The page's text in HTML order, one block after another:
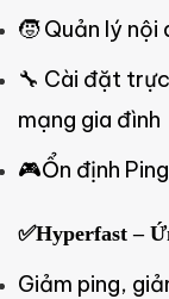
🧒 Quản lý
🔧 Cài đặt
mạng gia đình
🎮Ổn định
✅Hyperfast –
Giảm ping,